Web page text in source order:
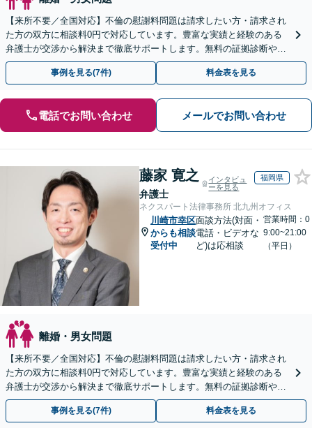
【来所不要／全国対応】不倫の慰謝料問題は請求したい方・請求され
た方の双方に相談料0円で対応しています。豊富な実績と経験のある
弁護士が交渉から解決まで徹底サポートします。無料の証拠診断や着
手金の返還保証もありますので安心してご相談ください。
事例を見る(7件) 料金表を見る
電話でお問い合わせ メールでお問い合わせ
藤家 寛之
弁護士
インタビュ
ーを見る
福岡県
ネクスパート法律事務所 北九州オフィス
川崎市幸区
からも相談
受付中
面談方法(対面・
電話・ビデオな
ど)は応相談
営業時間：0
9:00~21:00
（平日）
離婚・男女問題
【来所不要／全国対応】不倫の慰謝料問題は請求したい方・請求され
た方の双方に相談料0円で対応しています。豊富な実績と経験のある
弁護士が交渉から解決まで徹底サポートします。無料の証拠診断や着
手金の返還保証もありますので安心してご相談ください。
事例を見る(7件) 料金表を見る